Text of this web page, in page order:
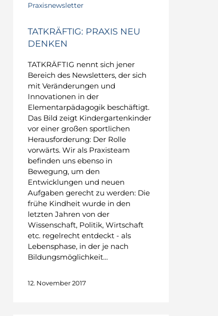
Praxis
denken
Praxisnewsletter
TATKRÄFTIG: PRAXIS NEU
DENKEN
TATKRÄFTIG nennt sich jener
Bereich des Newsletters, der sich
mit Veränderungen und
Innovationen in der
Elementarpädagogik beschäftigt.
Das Bild zeigt Kindergartenkinder
vor einer großen sportlichen
Herausforderung: Der Rolle
vorwärts. Wir als Praxisteam
befinden uns ebenso in
Bewegung, um den
Entwicklungen und neuen
Aufgaben gerecht zu werden: Die
frühe Kindheit wurde in den
letzten Jahren von der
Wissenschaft, Politik, Wirtschaft
etc. regelrecht entdeckt - als
Lebensphase, in der je nach
Bildungsmöglichkeit…
12. November 2017